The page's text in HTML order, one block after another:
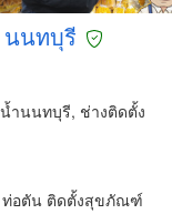
นนทบุรี
ำนนทบุรี, ช่างติดตั้ง
ท่อตัน ติดตั้งสุขภัณฑ์